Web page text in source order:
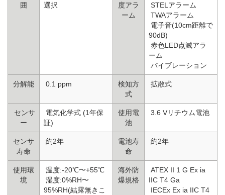
囲
選択
度アラ
ーム
STELアラーム
TWAアラーム
電子音(10cm距離で
90dB)
赤色LED点滅アラ
ーム
バイブレーション
分解能 0.1 ppm
検知方
式
拡散式
センサ
ー
電気化学式 (1年保
証)
使用電
池
3.6 Vリチウム電池
センサ
寿命
約2年
電池寿
命
約2年
使用環
境
温度:-20℃〜+55℃
湿度:0%RH〜
95%RH(結露無きこ
海外防
爆規格
ATEX II 1 G Ex ia
IIC T4 Ga
IECEx Ex ia IIC T4